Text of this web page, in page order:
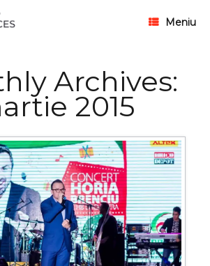
Meniu
Archives:
2015